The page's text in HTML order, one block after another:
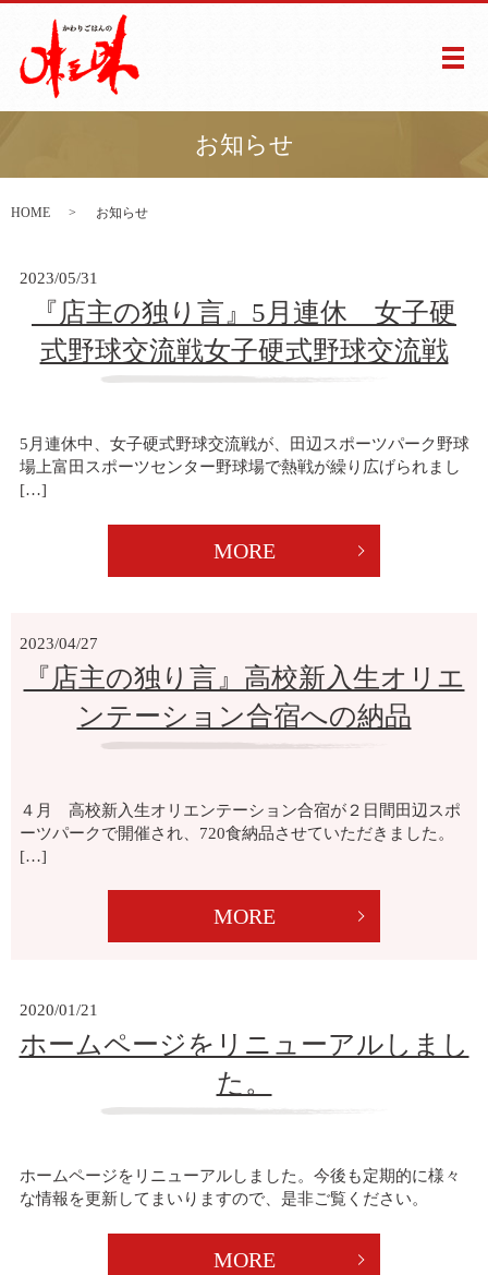
メ
お知らせ
HOME お知らせ
2023/05/31
『店主の独り言』5月連休 女子硬
式野球交流戦女子硬式野球交流戦
5月連休中、女子硬式野球交流戦が、田辺スポーツパーク野球
場上富田スポーツセンター野球場で熱戦が繰り広げられまし
[…]
MORE
2023/04/27
『店主の独り言』高校新入生オリエ
ンテーション合宿への納品
４月 高校新入生オリエンテーション合宿が２日間田辺スポ
ーツパークで開催され、720食納品させていただきました。
[…]
MORE
2020/01/21
ホームページをリニューアルしまし
た。
ホームページをリニューアルしました。今後も定期的に様々
な情報を更新してまいりますので、是非ご覧ください。
MORE